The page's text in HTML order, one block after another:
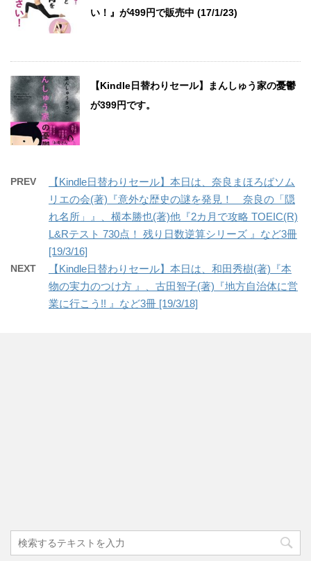
い！』が499円で販売中 (17/1/23)
【Kindle日替わりセール】まんしゅう家の憂鬱
が399円です。
PREV
【Kindle日替わりセール】本日は、奈良まほろばソム
リエの会(著)『意外な歴史の謎を発見！ 奈良の「隠
れ名所」』、横本勝也(著)他『2カ月で攻略 TOEIC(R)
L&Rテスト 730点！ 残り日数逆算シリーズ 』など3冊
[19/3/16]
NEXT
【Kindle日替わりセール】本日は、和田秀樹(著)『本
物の実力のつけ方 』、古田智子(著)『地方自治体に営
業に行こう!! 』など3冊 [19/3/18]